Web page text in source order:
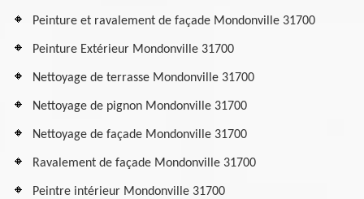
Peinture et ravalement de façade Mondonville 31700
Peinture Extérieur Mondonville 31700
Nettoyage de terrasse Mondonville 31700
Nettoyage de pignon Mondonville 31700
Nettoyage de façade Mondonville 31700
Ravalement de façade Mondonville 31700
Peintre intérieur Mondonville 31700